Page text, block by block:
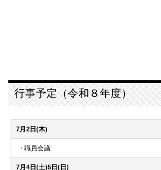
行事予定（令和８年度）
7月2日(木)
・職員会議
7月4日(土)5日(日)